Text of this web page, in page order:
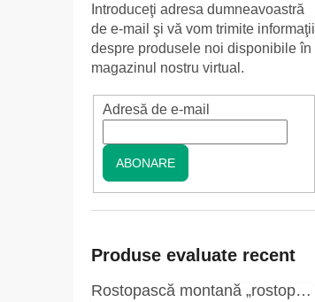
Introduceţi adresa dumneavoastră
de e-mail şi vă vom trimite informaţii
despre produsele noi disponibile în
magazinul nostru virtual.
Adresă de e-mail
ABONARE
Produse evaluate recent
Rostopască montană „rostopască” - elixir pentru negi - 3 ml - Herbal Traditions